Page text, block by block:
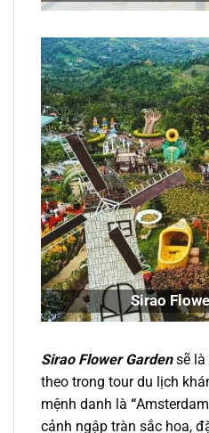
Sirao
Sirao Flower Garden sẽ
theo trong tour du lịch
mệnh danh là “
cảnh ngập tràn sắc hoa,